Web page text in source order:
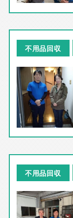
不用品回収
不用品回収